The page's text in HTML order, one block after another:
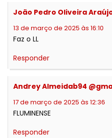
João Pedro Oliveira
13 de março de 2025 às 16:10
Faz o LL
Responder
Andrey Almeidab94
17 de março de 2025 às 12:36
FLUMINENSE
Responder